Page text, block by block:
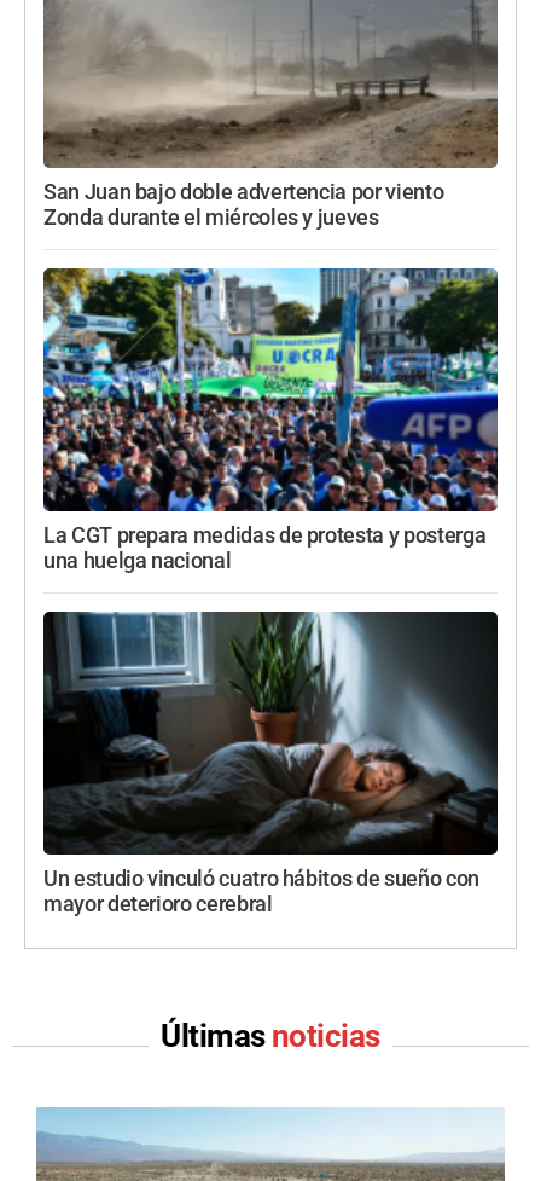
San Juan bajo doble advertencia por viento
Zonda durante el miércoles y jueves
La CGT prepara medidas de protesta y posterga
una huelga nacional
Un estudio vinculó cuatro hábitos de sueño con
mayor deterioro cerebral
Últimas noticias